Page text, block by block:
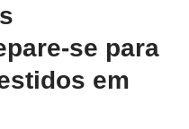
se para
em